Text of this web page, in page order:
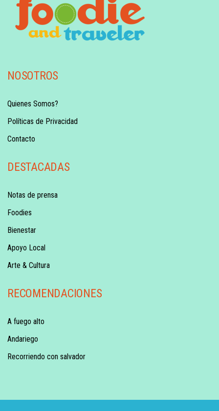
NOSOTROS
Quienes Somos?
Políticas de Privacidad
Contacto
DESTACADAS
Notas de prensa
Foodies
Bienestar
Apoyo Local
Arte & Cultura
RECOMENDACIONES
A fuego alto
Andariego
Recorriendo con salvador